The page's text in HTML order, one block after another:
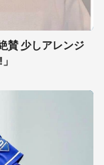
賛 少しアレンジ